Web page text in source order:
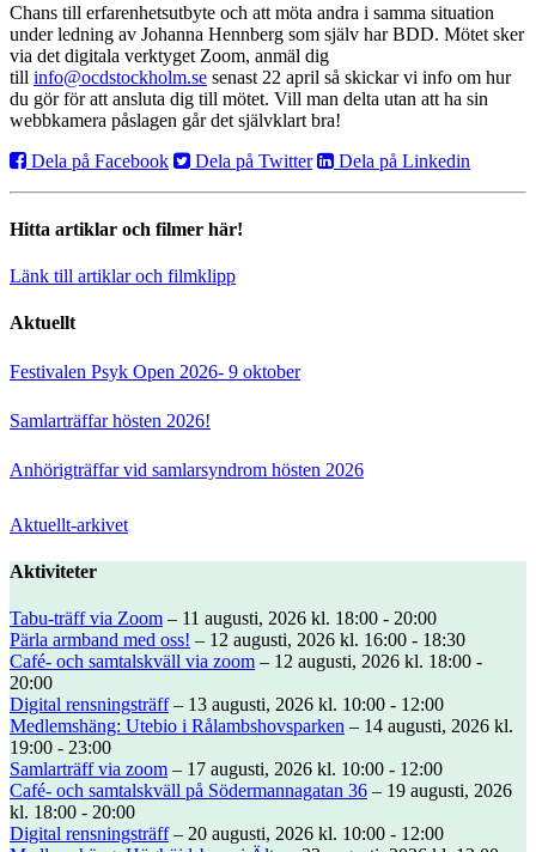
Chans till erfarenhetsutbyte och att möta andra i samma situation
under ledning av Johanna Hennberg som själv har BDD. Mötet sker
via det digitala verktyget Zoom, anmäl dig
till info@ocdstockholm.se senast 22 april så skickar vi info om hur
du gör för att ansluta dig till mötet. Vill man delta utan att ha sin
webbkamera påslagen går det självklart bra!
Dela på Facebook
Dela på Twitter Dela på Linkedin
Hitta artiklar och filmer här!
Länk till artiklar och filmklipp
Aktuellt
Festivalen Psyk Open 2026- 9 oktober
Samlarträffar hösten 2026!
Anhörigträffar vid samlarsyndrom hösten 2026
Aktuellt-arkivet
Aktiviteter
Tabu-träff via Zoom – 11 augusti, 2026 kl. 18:00 - 20:00
Pärla armband med oss! – 12 augusti, 2026 kl. 16:00 - 18:30
Café- och samtalskväll via zoom – 12 augusti, 2026 kl. 18:00 -
20:00
Digital rensningsträff– 13 augusti, 2026 kl. 10:00 - 12:00
Medlemshäng: Utebio i Rålambshovsparken – 14 augusti, 2026 kl.
19:00 - 23:00
Samlarträff via zoom – 17 augusti, 2026 kl. 10:00 - 12:00
Café- och samtalskväll på Södermannagatan 36 – 19 augusti, 2026
kl. 18:00 - 20:00
Digital rensningsträff– 20 augusti, 2026 kl. 10:00 - 12:00